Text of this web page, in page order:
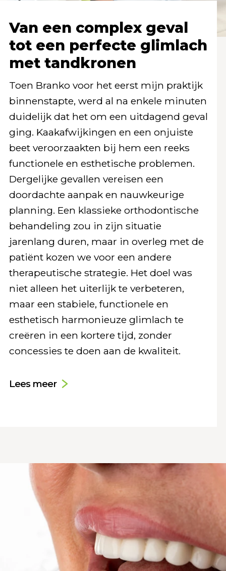
Van een complex geval
tot een perfecte glimlach
met tandkronen
Toen Branko voor het eerst mijn praktijk
binnenstapte, werd al na enkele minuten
duidelijk dat het om een uitdagend geval
ging. Kaakafwijkingen en een onjuiste
beet veroorzaakten bij hem een reeks
functionele en esthetische problemen.
Dergelijke gevallen vereisen een
doordachte aanpak en nauwkeurige
planning. Een klassieke orthodontische
behandeling zou in zijn situatie
jarenlang duren, maar in overleg met de
patiënt kozen we voor een andere
therapeutische strategie. Het doel was
niet alleen het uiterlijk te verbeteren,
maar een stabiele, functionele en
esthetisch harmonieuze glimlach te
creëren in een kortere tijd, zonder
concessies te doen aan de kwaliteit.
Lees meer